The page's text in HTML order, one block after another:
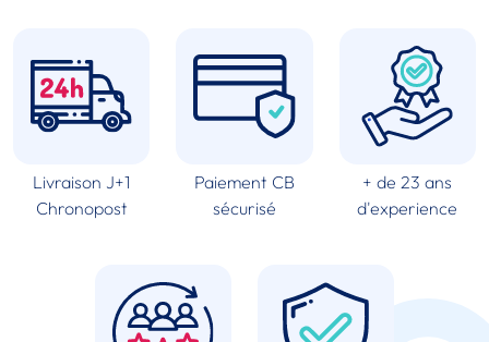
Livraison J+1
Chronopost
Paiement CB
sécurisé
+ de 23 ans
d'experience